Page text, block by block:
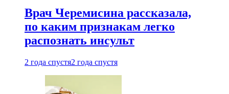
Врач Черемисина рассказала,
по каким признакам легко
распознать инсульт
2 года спустя2 года спустя